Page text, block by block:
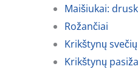
Maišiukai:
Rožančiai
Krikštynų
Krikštynų